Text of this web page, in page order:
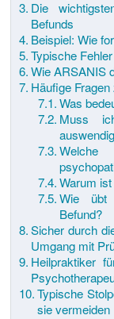
Die
Befunds
Beispiel: Wie
Typische
Wie ARSANIS
Häufige
Was
Muss
Warum
Wie übt
Befund?
Sicher durch
Umgang mit
Heilpraktiker
Typische
sie vermeiden